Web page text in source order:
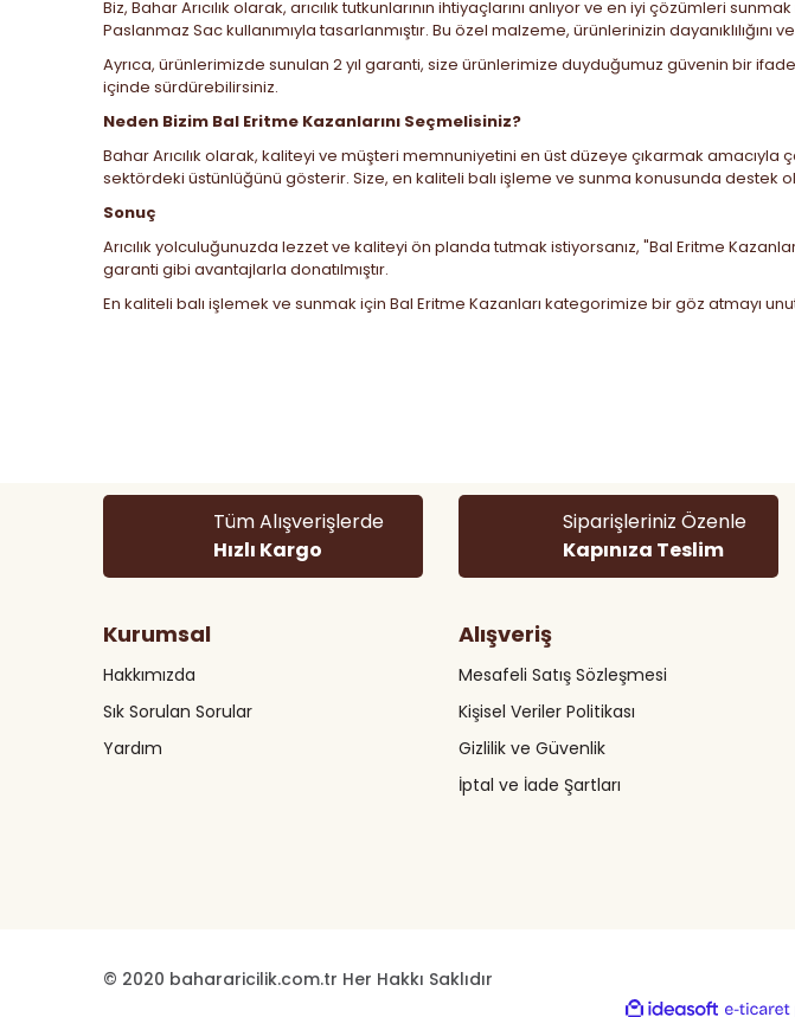
Biz, Bahar Arıcılık olarak, arıcılık tutkunlarının ihtiyaçlarını anlıyor ve en iyi çözümleri
Paslanmaz Sac kullanımıyla tasarlanmıştır. Bu özel malzeme, ürünlerinizin dayanıklılığını
Ayrıca, ürünlerimizde sunulan 2 yıl garanti, size ürünlerimize duyduğumuz güvenin bir
içinde sürdürebilirsiniz.
Neden Bizim Bal Eritme Kazanlarını Seçmelisiniz?
Bahar Arıcılık olarak, kaliteyi ve müşteri memnuniyetini en üst düzeye çıkarmak amacıyla
sektördeki üstünlüğünü gösterir. Size, en kaliteli balı işleme ve sunma konusunda destek
Sonuç
Arıcılık yolculuğunuzda lezzet ve kaliteyi ön planda tutmak istiyorsanız, "Bal Eritme
garanti gibi avantajlarla donatılmıştır.
En kaliteli balı işlemek ve sunmak için Bal Eritme Kazanları kategorimize bir göz atmayı
Ürün bilgilerinde hatalar bulunuyor.
Ürün fiyatı diğer sitelerden daha pahalı.
Tüm Alışverişlerde
Hızlı Kargo
Siparişleriniz Özenle
Kapınıza Teslim
Kurumsal
Hakkımızda
Sık Sorulan Sorular
Yardım
Alışveriş
Mesafeli Satış Sözleşmesi
Kişisel Veriler Politikası
Gizlilik ve Güvenlik
İptal ve İade Şartları
© 2020 bahararicilik.com.tr Her Hakkı Saklıdır
ideasoft